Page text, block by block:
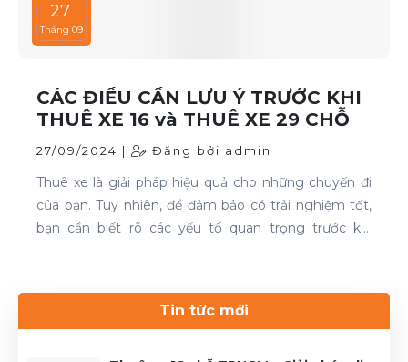
27
Tháng 09
CÁC ĐIỀU CẦN LƯU Ý TRƯỚC KHI
THUÊ XE 16 và THUÊ XE 29 CHỖ
27/09/2024 | Đăng bởi admin
Thuê xe là giải pháp hiệu quả cho những chuyến đi
của bạn. Tuy nhiên, để đảm bảo có trải nghiệm tốt,
bạn cần biết rõ các yếu tố quan trọng trước khi
dịch vụ thuê xe uy tín, hãy liên hệ với Thuê xe Phong
Cảnh để được phục vụ tốt nhất.Liên hệ 0899 78
Tin tức mới